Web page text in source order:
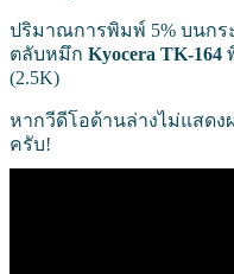
ปริมาณการพิมพ์ 5% บนกร
ตลับหมึก Kyocera TK-164
(2.5K)
หากวีดีโอด้านล่างไม่แสดง
ครับ!